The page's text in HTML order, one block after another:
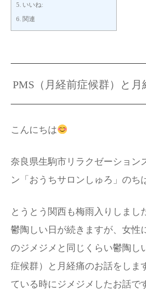
5. いいね:
6. 関連
PMS（月経前症候群）と月
こんにちは
奈良県生駒市リラクゼーション
ン「おうちサロンしゅろ」のち
とうとう関西も梅雨入りしまし
鬱陶しい日が続きますが、女性
のジメジメと同じくらい鬱陶し
症候群）と月経痛のお話をしま
ている時にジメジメしたお話で